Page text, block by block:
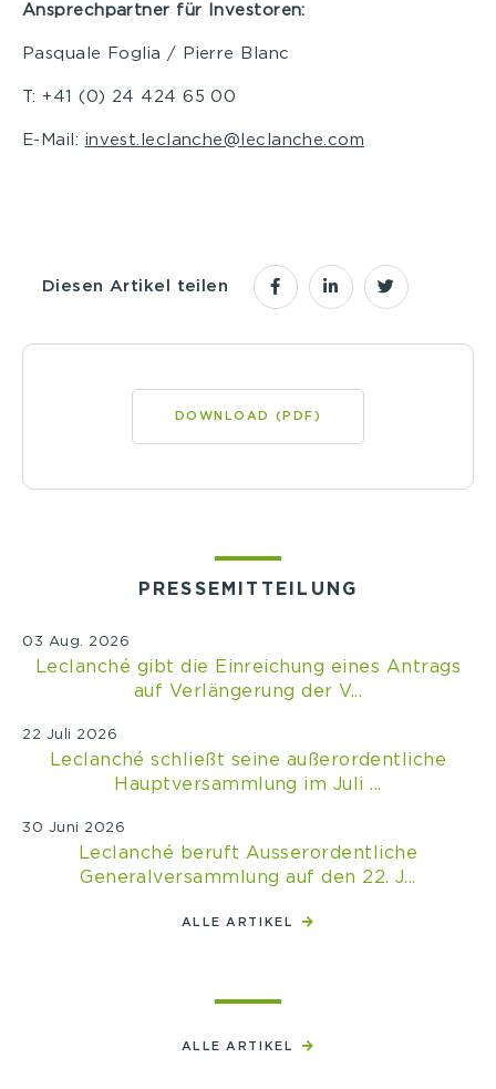
Ansprechpartner für Investoren:
Pasquale Foglia / Pierre Blanc
T: +41 (0) 24 424 65 00
E-Mail: invest.leclanche@leclanche.com
Diesen Artikel teilen
DOWNLOAD (PDF)
PRESSEMITTEILUNG
03 Aug. 2026
Leclanché gibt die Einreichung eines Antrags
auf Verlängerung der V...
22 Juli 2026
Leclanché schließt seine außerordentliche
Hauptversammlung im Juli ...
30 Juni 2026
Leclanché beruft Ausserordentliche
Generalversammlung auf den 22. J...
ALLE ARTIKEL
ALLE ARTIKEL